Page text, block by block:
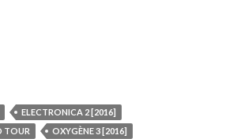
ELECTRONICA 2 [2016]
TOUR
OXYGÈNE 3 [2016]